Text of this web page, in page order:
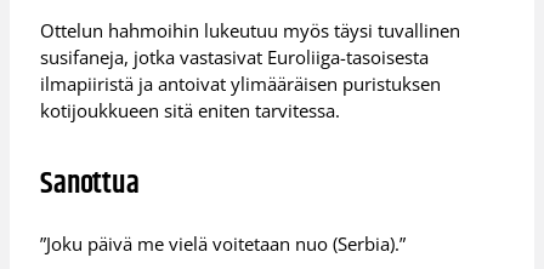
Ottelun hahmoihin lukeutuu myös täysi tuvallinen
susifaneja, jotka vastasivat Euroliiga-tasoisesta
ilmapiiristä ja antoivat ylimääräisen puristuksen
kotijoukkueen sitä eniten tarvitessa.
Sanottua
”Joku päivä me vielä voitetaan nuo (Serbia).”